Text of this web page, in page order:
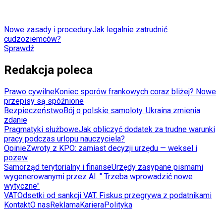
Nowe zasady i proceduryJak legalnie zatrudnić
cudzoziemców?
Sprawdź
Redakcja poleca
Prawo cywilneKoniec sporów frankowych coraz bliżej? Nowe
przepisy są spóźnione
BezpieczeństwoBój o polskie samoloty. Ukraina zmienia
zdanie
Pragmatyki służboweJak obliczyć dodatek za trudne warunki
pracy podczas urlopu nauczyciela?
OpinieZwroty z KPO: zamiast decyzji urzędu — weksel i
pozew
Samorząd terytorialny i finanseUrzędy zasypane pismami
wygenerowanymi przez AI. " Trzeba wprowadzić nowe
wytyczne"
VATOdsetki od sankcji VAT. Fiskus przegrywa z podatnikami
KontaktO nasReklamaKarieraPolityka